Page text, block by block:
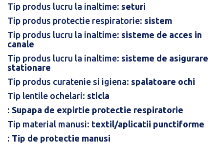
Tip produs lucru la inaltime: seturi
Tip produs protectie respiratorie: sistem
Tip produs lucru la inaltime: sisteme de acces in
canale
Tip produs lucru la inaltime: sisteme de asigurare
stationare
Tip produs curatenie si igiena: spalatoare ochi
Tip lentile ochelari: sticla
: Supapa de expirtie protectie respiratorie
Tip material manusi: textil/aplicatii punctiforme
: Tip de protectie manusi